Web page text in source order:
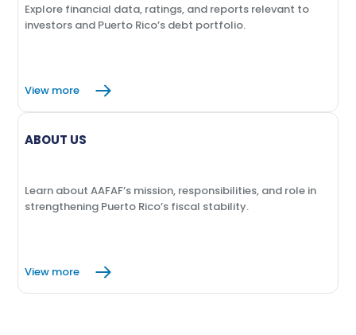
Explore financial data, ratings, and reports relevant to
investors and Puerto Rico’s debt portfolio.
View more
ABOUT US
Learn about AAFAF’s mission, responsibilities, and role in
strengthening Puerto Rico’s fiscal stability.
View more